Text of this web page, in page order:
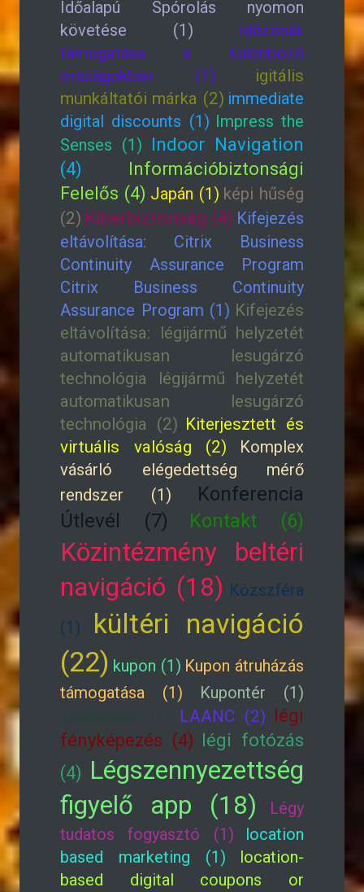
Időalapú Spórolás nyomon
követése (1)
Időzónák
támogatása a különböző
országokban (1)
igitális
munkáltatói márka (2) immediate
digital discounts (1) Impress the
Senses (1) Indoor Navigation
(4)
Információbiztonsági
Felelős (4) Japán (1) képi hűség
(2) Kiberbiztonság (4) Kifejezés
eltávolítása: Citrix Business
Continuity Assurance Program
Citrix Business Continuity
Assurance Program (1) Kifejezés
eltávolítása: légijármű helyzetét
automatikusan lesugárzó
technológia légijármű helyzetét
automatikusan lesugárzó
technológia (2) Kiterjesztett és
virtuális valóság (2)
Komplex
vásárló elégedettség mérő
rendszer (1)
Konferencia
Útlevél (7)
Kontakt (6)
Közintézmény beltéri
navigáció (18) Közszféra
(1)
kültéri navigáció
(22) kupon (1) Kupon átruházás
támogatása (1)
Kupontér (1)
LAANC (2) légi
fényképezés (4) légi fotózás
(4) Légszennyezettség
figyelő app (18)
Légy
tudatos fogyasztó (1)
location
based marketing (1)
location-
based digital coupons or